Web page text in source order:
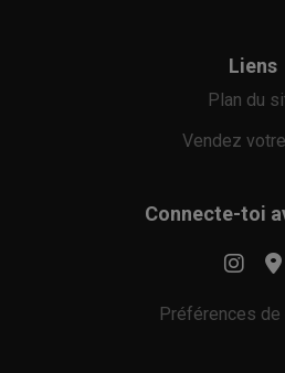
Liens
Plan du
Vendez
Connecte-toi
Préférences